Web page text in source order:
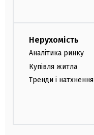
Нерухомість
Аналітика ринку
Купівля житла
Тренди і натхнення